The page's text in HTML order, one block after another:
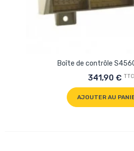
Boîte de contrôle
341,90 € TTC
AJOUTER AU